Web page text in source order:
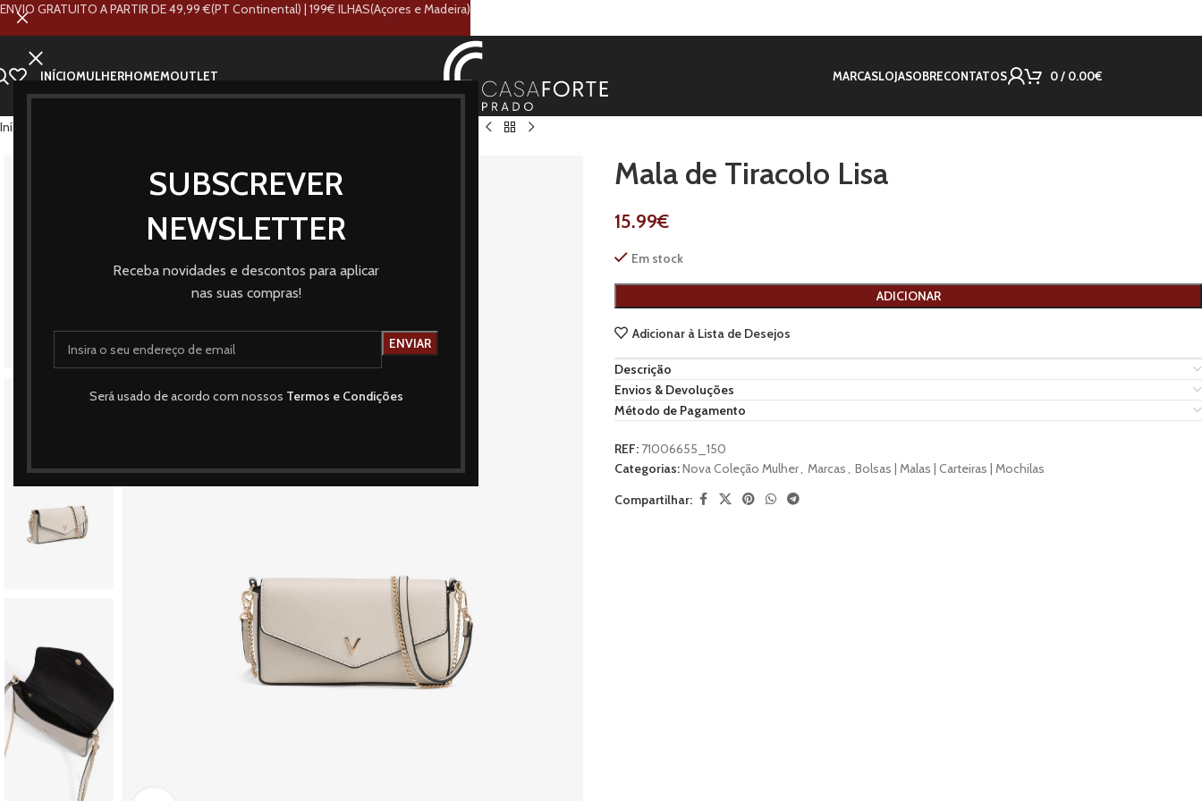
SUBSCREVER
NEWSLETTER
Receba novidades e descontos para aplicar
nas suas compras!
Será usado de acordo com nossos Termos e Condições
INÍCIOMULHERHOMEMOUTLET MARCASLOJASOBRECONTATOS 0/ 0.00€
Início
Mala de Tiracolo Lisa
15.99€
Em stock
ADICIONAR
Adicionar à Lista de Desejos
Descrição
Envios & Devoluções
Método de Pagamento
REF: 71006655_150
Categorias:Nova Coleção Mulher, Marcas, Bolsas | Malas | Carteiras | Mochilas
Compartilhar:
ENVIO GRATUITO A PARTIR DE 49,99 €(PT Continental) | 199€ ILHAS(Açores e Madeira)